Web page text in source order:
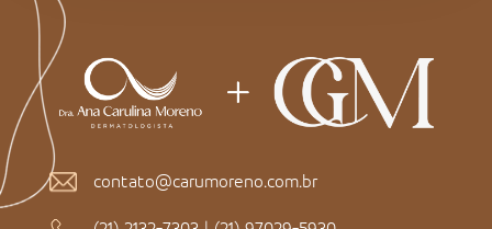
contato@carumoreno.com.br